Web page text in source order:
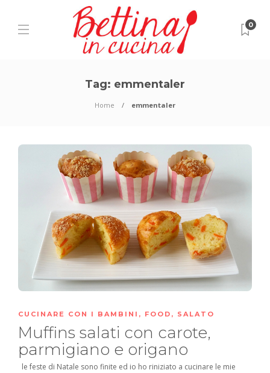
0
Tag: emmentaler
Home emmentaler
CUCINARE CON I BAMBINI , FOOD , SALATO
Muffins salati con carote,
parmigiano e origano
le feste di Natale sono finite ed io ho riniziato a cucinare le mie